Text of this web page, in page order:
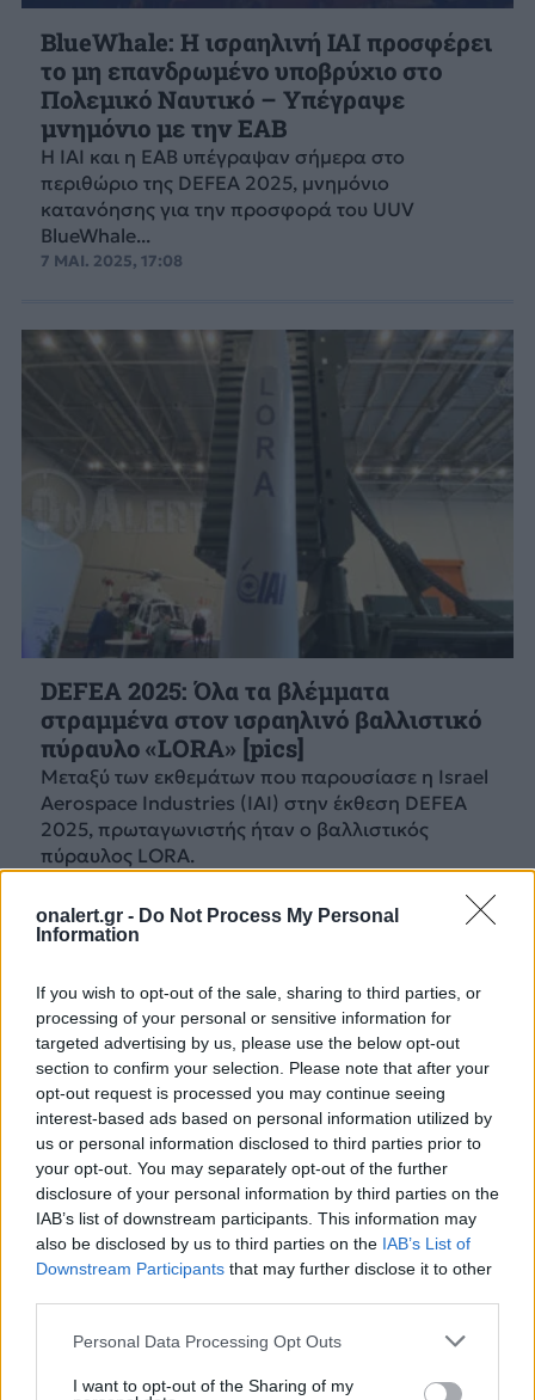
onalert.gr - Do Not Process My Personal
Information
If you wish to opt-out of the sale, sharing to third parties, or
processing of your personal or sensitive information for
targeted advertising by us, please use the below opt-out
section to confirm your selection. Please note that after your
opt-out request is processed you may continue seeing
interest-based ads based on personal information utilized by
us or personal information disclosed to third parties prior to
your opt-out. You may separately opt-out of the further
disclosure of your personal information by third parties on the
IAB’s list of downstream participants. This information may
also be disclosed by us to third parties on the IAB’s List of
Downstream Participants that may further disclose it to other
Personal Data Processing Opt Outs
I want to opt-out of the Sharing of my
BlueWhale: Η ισραηλινή IAI προσφέρει
το μη επανδρωμένο υποβρύχιο στο
Πολεμικό Ναυτικό – Υπέγραψε
μνημόνιο με την ΕΑΒ
Η IAI και η ΕΑΒ υπέγραψαν σήμερα στο
περιθώριο της DEFEA 2025, μνημόνιο
κατανόησης για την προσφορά του UUV
BlueWhale...
7 ΜΑΙ. 2025, 17:08
DEFEA 2025: Όλα τα βλέμματα
στραμμένα στον ισραηλινό βαλλιστικό
πύραυλο «LORA» [pics]
Μεταξύ των εκθεμάτων που παρουσίασε η Israel
Aerospace Industries (IAI) στην έκθεση DEFEA
2025, πρωταγωνιστής ήταν ο βαλλιστικός
πύραυλος LORA.
Barak MX: «Έπεσαν οι υπογραφές» για
την απόκτηση του ισραηλινού